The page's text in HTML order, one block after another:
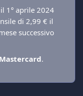
1° aprile 2024
di 2,99 € il
successivo
Mastercard.